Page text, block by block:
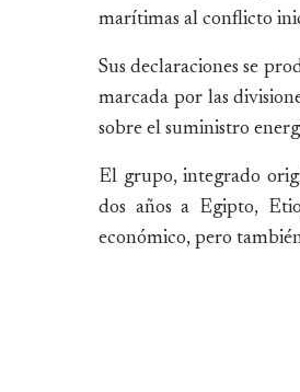
marítimas al conflicto
Sus declaraciones se
marcada por las
sobre el suministro
El grupo, integrado
dos años a Egipto,
económico, pero